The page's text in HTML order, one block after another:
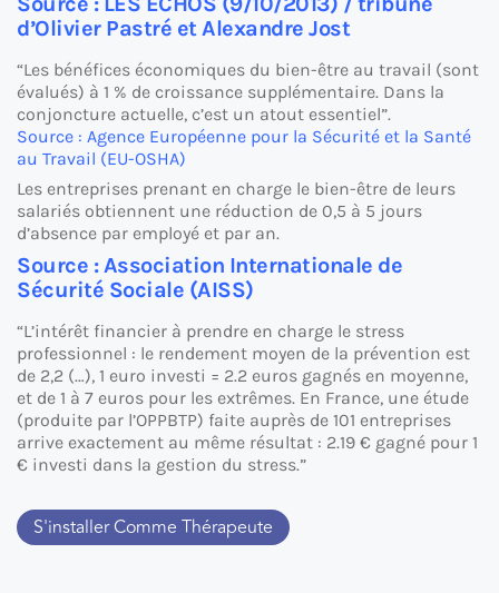
d’Olivier Pastré et Alexandre Jost
“Les bénéfices économiques du bien-être au travail (sont
évalués) à 1 % de croissance supplémentaire. Dans la
conjoncture actuelle, c’est un atout essentiel”.
Source : Agence Européenne pour la Sécurité et la Santé
au Travail (EU-OSHA)
Les entreprises prenant en charge le bien-être de leurs
salariés obtiennent une réduction de 0,5 à 5 jours
d’absence par employé et par an.
Source : Association Internationale de
Sécurité Sociale (AISS)
“L’intérêt financier à prendre en charge le stress
professionnel : le rendement moyen de la prévention est
de 2,2 (…), 1 euro investi = 2.2 euros gagnés en moyenne,
et de 1 à 7 euros pour les extrêmes. En France, une étude
(produite par l’OPPBTP) faite auprès de 101 entreprises
arrive exactement au même résultat : 2.19 € gagné pour 1
€ investi dans la gestion du stress.”
S'installer Comme Thérapeute